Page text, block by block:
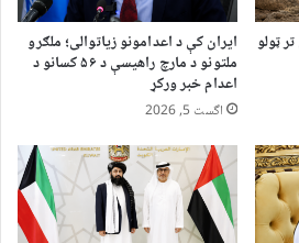
ټولو ایران کې د اعدامونو زیاتوالی؛ ملګرو
ملتونو د مارچ راهیسې د ۵۶ کسانو د
اعدام خبر ورکړ
اگست 5, 2026